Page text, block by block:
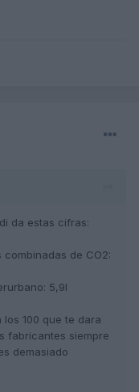
da estas cifras:
combinadas de CO2:
5,9l
los 100 que te dara
fabricantes siempre
demasiado